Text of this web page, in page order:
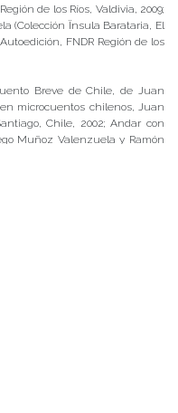
de los Ríos, Valdivia, 2009;
(Colección Ïnsula Barataria, El
FNDR Región de los
Breve de Chile, de Juan
microcuentos chilenos, Juan
Chile, 2002; Andar con
Muñoz Valenzuela y Ramón